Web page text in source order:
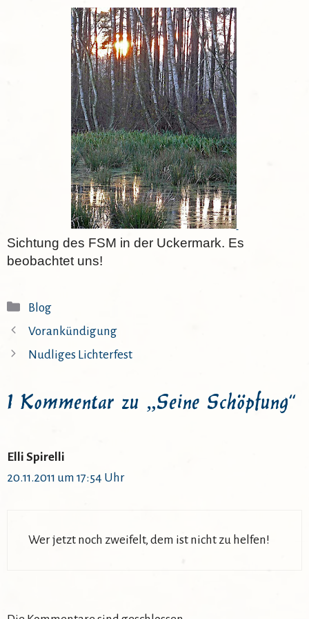
Sichtung des FSM in der Uckermark. Es
beobachtet uns!
Kategorien
Blog
Vorankündigung
Nudliges Lichterfest
1 Kommentar zu „Seine Schöpfung“
Elli Spirelli
20.11.2011 um 17:54 Uhr
Wer jetzt noch zweifelt, dem ist nicht zu helfen!